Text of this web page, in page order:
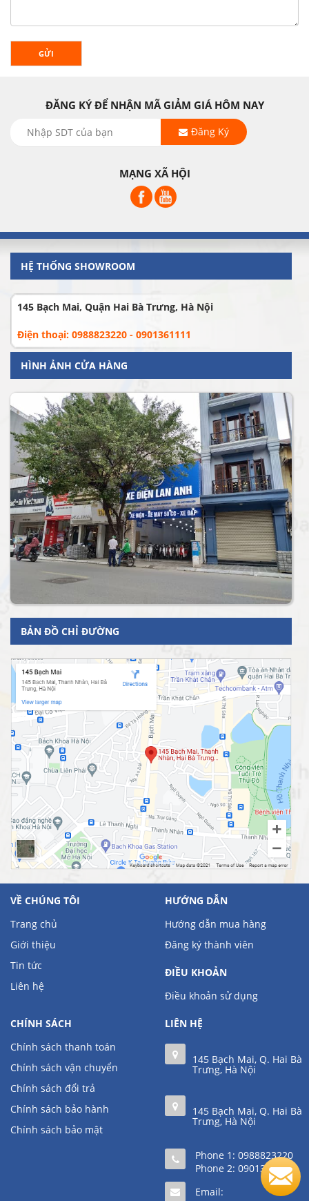
GỬI
ĐĂNG KÝ ĐỂ NHẬN MÃ GIẢM GIÁ HÔM NAY
Đăng Ký
MẠNG XÃ HỘI
HỆ THỐNG SHOWROOM
145 Bạch Mai, Quận Hai Bà Trưng, Hà Nội
Điện thoại: 0988823220 - 0901361111
HÌNH ẢNH CỬA HÀNG
BẢN ĐỒ CHỈ ĐƯỜNG
VỀ CHÚNG TÔI
Trang chủ
Giới thiệu
Tin tức
Liên hệ
HƯỚNG DẪN
Hướng dẫn mua hàng
Đăng ký thành viên
ĐIỀU KHOẢN
Điều khoản sử dụng
CHÍNH SÁCH
Chính sách thanh toán
Chính sách vận chuyển
Chính sách đổi trả
Chính sách bảo hành
Chính sách bảo mật
LIÊN HỆ
145 Bạch Mai, Q. Hai Bà
Trưng, Hà Nội
145 Bạch Mai, Q. Hai Bà
Trưng, Hà Nội
Phone 1: 0988823220
Phone 2: 0901361111
Email: